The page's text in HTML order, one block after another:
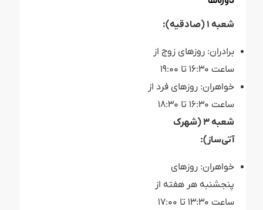
شعبه ۱ (صادقیه):
برادران: روزهای زوج از
ساعت ۱۶:۳۰ تا ۱۹:۰۰
خواهران: روزهای فرد از
ساعت ۱۶:۳۰ تا ۱۸:۳۰
شعبه ۳ (شهرک
آتی‌ساز):
خواهران: روزهای
پنجشنبه هر هفته از
ساعت ۱۳:۳۰ تا ۱۷:۰۰